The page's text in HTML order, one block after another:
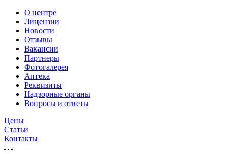
О центре
Лицензии
Новости
Отзывы
Вакансии
Партнеры
Фотогалерея
Аптека
Реквизиты
Надзорные органы
Вопросы и ответы
Цены
Статьи
Контакты